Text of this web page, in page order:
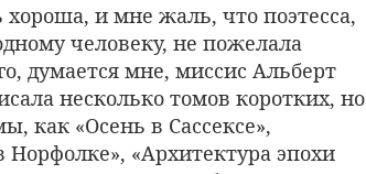
и мне жаль, что поэтесса,
человеку, не пожелала
думается мне, миссис Альберт
несколько томов коротких, но
как «Осень в Сассексе»,
Норфолке», «Архитектура эпохи